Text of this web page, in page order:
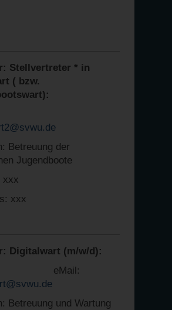
Stellvertreter * in
( bzw.
Betreuung der
Jugendboote
xxx
xxx
Digitalwart (m/w/d):
eMail:
Betreuung und Wartung